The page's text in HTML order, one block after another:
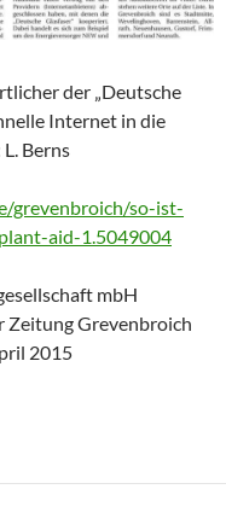
der „Deutsche
Internet in die
Berns
grevenbroich/so-ist-
aid-1.5049004
mbH
Zeitung Grevenbroich
2015